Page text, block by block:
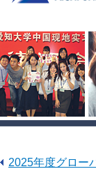
2025年度グロー